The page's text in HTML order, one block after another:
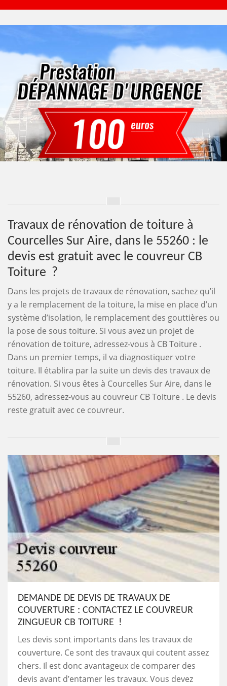
Travaux de rénovation de toiture à
Courcelles Sur Aire, dans le 55260 : le
devis est gratuit avec le couvreur CB
Toiture ?
Dans les projets de travaux de rénovation, sachez qu’il
y a le remplacement de la toiture, la mise en place d’un
système d’isolation, le remplacement des gouttières ou
la pose de sous toiture. Si vous avez un projet de
rénovation de toiture, adressez-vous à CB Toiture .
Dans un premier temps, il va diagnostiquer votre
toiture. Il établira par la suite un devis des travaux de
rénovation. Si vous êtes à Courcelles Sur Aire, dans le
55260, adressez-vous au couvreur CB Toiture . Le devis
reste gratuit avec ce couvreur.
DEMANDE DE DEVIS DE TRAVAUX DE
COUVERTURE : CONTACTEZ LE COUVREUR
ZINGUEUR CB TOITURE !
Les devis sont importants dans les travaux de
couverture. Ce sont des travaux qui coutent assez
chers. Il est donc avantageux de comparer des
devis avant d’entamer les travaux. Vous devez